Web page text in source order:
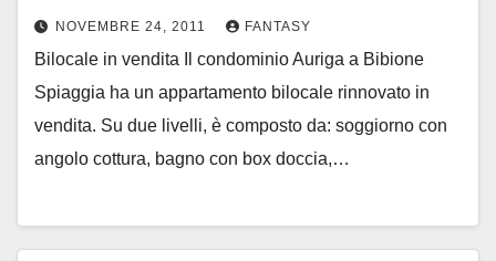
NOVEMBRE 24, 2011 FANTASY
Bilocale in vendita Il condominio Auriga a Bibione
Spiaggia ha un appartamento bilocale rinnovato in
vendita. Su due livelli, è composto da: soggiorno con
angolo cottura, bagno con box doccia,…